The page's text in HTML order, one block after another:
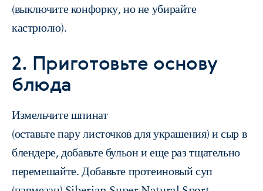
(выключите конфорку, но не убирайте
кастрюлю).
2. Приготовьте основу
блюда
Измельчите шпинат
(оставьте пару листочков для украшения) и сыр в
блендере, добавьте бульон и еще раз тщательно
перемешайте. Добавьте протеиновый суп